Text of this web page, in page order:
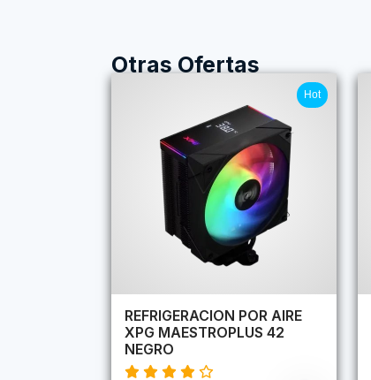
Otras Ofertas
Hot
REFRIGERACION POR AIRE
XPG MAESTROPLUS 42
NEGRO